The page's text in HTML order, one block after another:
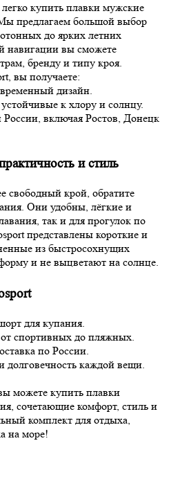
купить плавки мужские
предлагаем большой выбор
до ярких летних
навигации вы сможете
бренду и типу кроя.
вы получаете:
дизайн.
к хлору и солнцу.
включая Ростов, Донецк
и стиль
свободный крой, обратите
Они удобны, лёгкие и
так и для прогулок по
представлены короткие и
из быстросохнущих
и не выцветают на солнце.
для купания.
спортивных до пляжных.
по России.
долговечность каждой вещи.
можете купить плавки
сочетающие комфорт, стиль и
комплект для отдыха,
на море!